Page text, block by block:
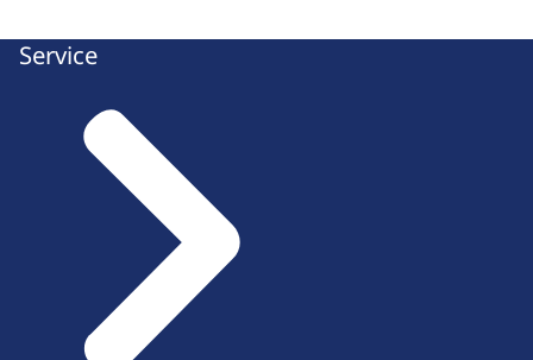
Service